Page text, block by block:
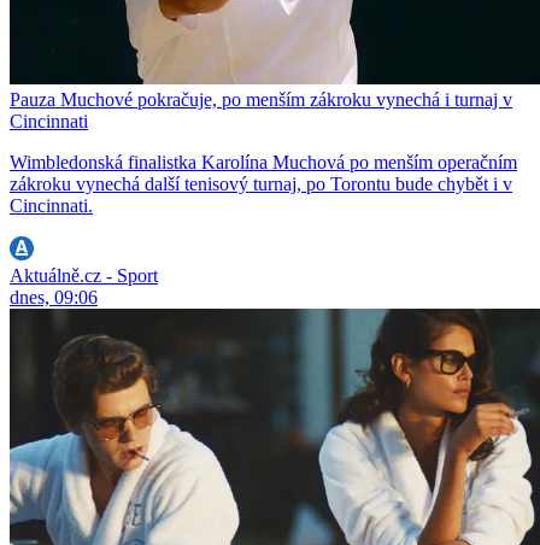
Pauza Muchové pokračuje, po menším zákroku vynechá i turnaj v
Cincinnati
Wimbledonská finalistka Karolína Muchová po menším operačním
zákroku vynechá další tenisový turnaj, po Torontu bude chybět i v
Cincinnati.
Aktuálně.cz - Sport
dnes, 09:06